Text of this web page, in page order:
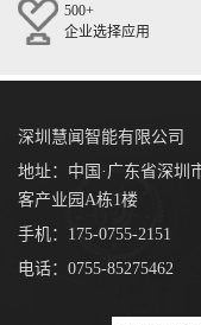
500+
企业选择应用
深圳慧闻智能有限公司
地址：中国·广东省深圳
客产业园A栋1楼
手机：175-0755-2151
电话：0755-85275462